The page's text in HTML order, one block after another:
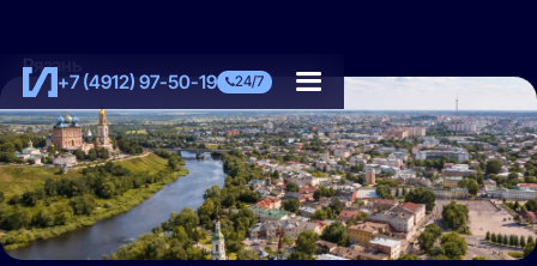
+7 (4912) 97-50-19 24/7
Рязань